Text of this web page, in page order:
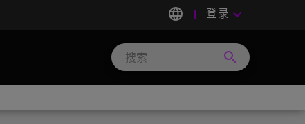
language 登录 keyboard_arrow_down
search